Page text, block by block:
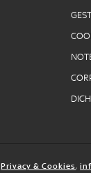
Privacy & Cookies,